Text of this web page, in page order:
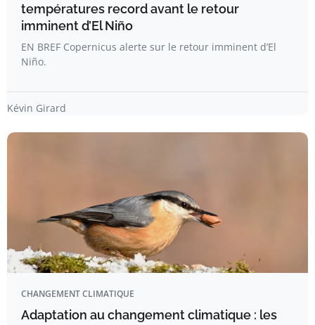
températures record avant le retour
imminent d’El Niño
EN BREF Copernicus alerte sur le retour imminent d’El
Niño.
Kévin Girard
CHANGEMENT CLIMATIQUE
Adaptation au changement climatique : les